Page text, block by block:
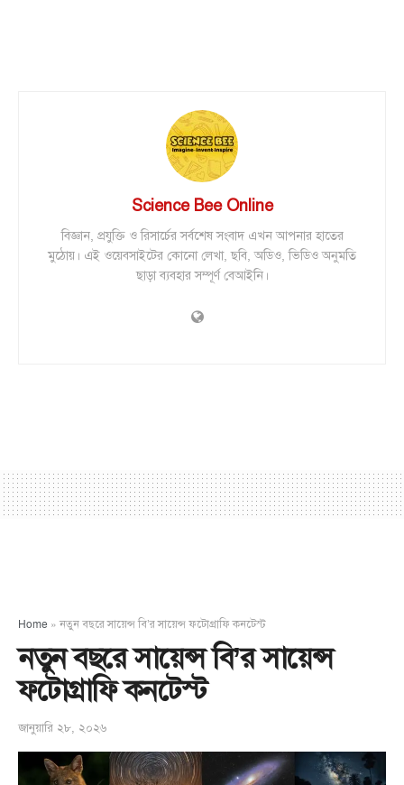
Science Bee Online
বিজ্ঞান, প্রযুক্তি ও রিসার্চের সর্বশেষ সংবাদ এখন আপনার হাতের
মুঠোয়। এই ওয়েবসাইটের কোনো লেখা, ছবি, অডিও, ভিডিও অনুমতি
ছাড়া ব্যবহার সম্পূর্ণ বেআইনি।
Home » নতুন বছরে সায়েন্স বি’র সায়েন্স ফটোগ্রাফি কনটেস্ট
নতুন বছরে সায়েন্স বি’র সায়েন্স
ফটোগ্রাফি কনটেস্ট
জানুয়ারি ২৮, ২০২৬